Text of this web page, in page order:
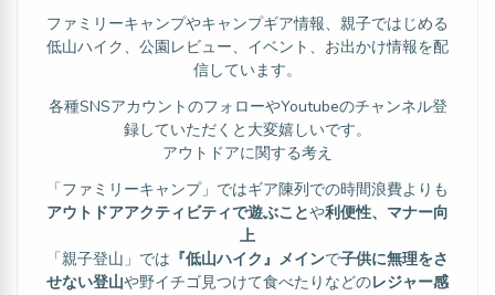
ファミリーキャンプやキャンプギア情報、親子ではじめる
低山ハイク、公園レビュー、イベント、お出かけ情報を配
信しています。
各種SNSアカウントのフォローやYoutubeのチャンネル登
録していただくと大変嬉しいです。
アウトドアに関する考え
「ファミリーキャンプ」ではギア陳列での時間浪費よりも
アウトドアアクティビティで遊ぶことや利便性、マナー向
上
「親子登山」では 『低山ハイク』メインで子供に無理をさ
せない登山や野イチゴ見つけて食べたりなどのレジャー感